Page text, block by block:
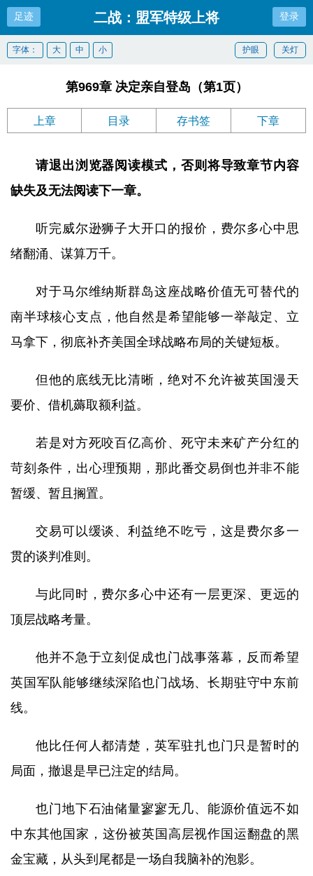
足迹 二战：盟军特级上将 登录
关灯
护眼
字体： 大 中 小
第969章 决定亲自登岛（第1页）
上章 目录 存书签 下章
请退出浏览器阅读模式，否则将导致章节内容
缺失及无法阅读下一章。
听完威尔逊狮子大开口的报价，费尔多心中思
绪翻涌、谋算万千。
对于马尔维纳斯群岛这座战略价值无可替代的
南半球核心支点，他自然是希望能够一举敲定、立
马拿下，彻底补齐美国全球战略布局的关键短板。
但他的底线无比清晰，绝对不允许被英国漫天
要价、借机薅取额利益。
若是对方死咬百亿高价、死守未来矿产分红的
苛刻条件，出心理预期，那此番交易倒也并非不能
暂缓、暂且搁置。
交易可以缓谈、利益绝不吃亏，这是费尔多一
贯的谈判准则。
与此同时，费尔多心中还有一层更深、更远的
顶层战略考量。
他并不急于立刻促成也门战事落幕，反而希望
英国军队能够继续深陷也门战场、长期驻守中东前
线。
他比任何人都清楚，英军驻扎也门只是暂时的
局面，撤退是早已注定的结局。
也门地下石油储量寥寥无几、能源价值远不如
中东其他国家，这份被英国高层视作国运翻盘的黑
金宝藏，从头到尾都是一场自我脑补的泡影。